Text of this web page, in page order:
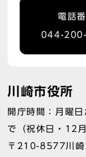
電話
044-
川崎市役所
開庁時間：月曜
で（祝休日・12
〒210-8577川崎